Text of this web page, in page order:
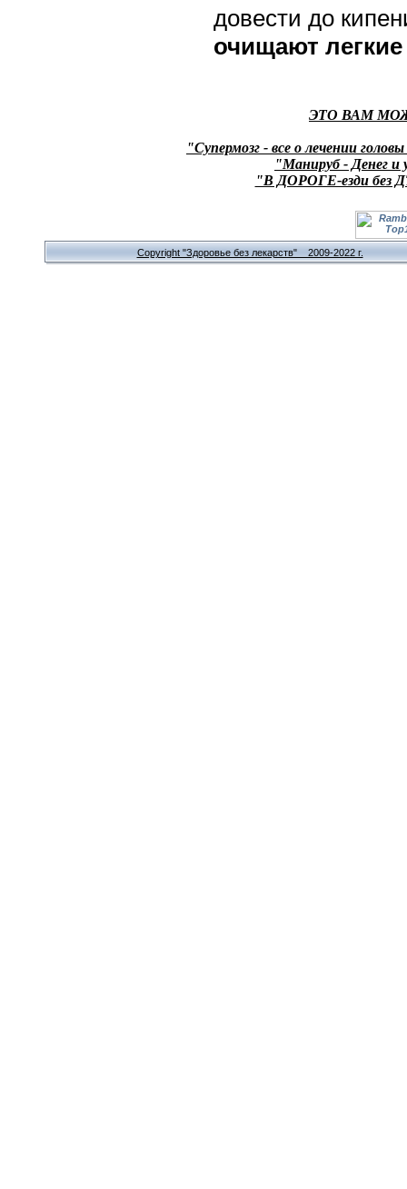
довести до
очищают
ЭТО ВАМ
"Супермозг - все о лечении
"Манируб - Денег и
"В ДОРОГЕ-езди без
Copyright "Здоровье без лекарств" 2009-2022 г.